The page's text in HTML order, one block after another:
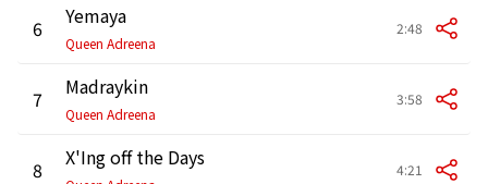
6 Yemaya
Queen Adreena
2:48
7 Madraykin
Queen Adreena
3:58
8 X'Ing off the Days 4:21